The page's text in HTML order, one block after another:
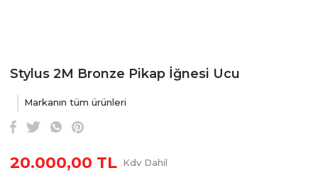
Stylus 2M Bronze Pikap İğnesi Ucu
Markanın tüm ürünleri
20.000,00 TL Kdv Dahil